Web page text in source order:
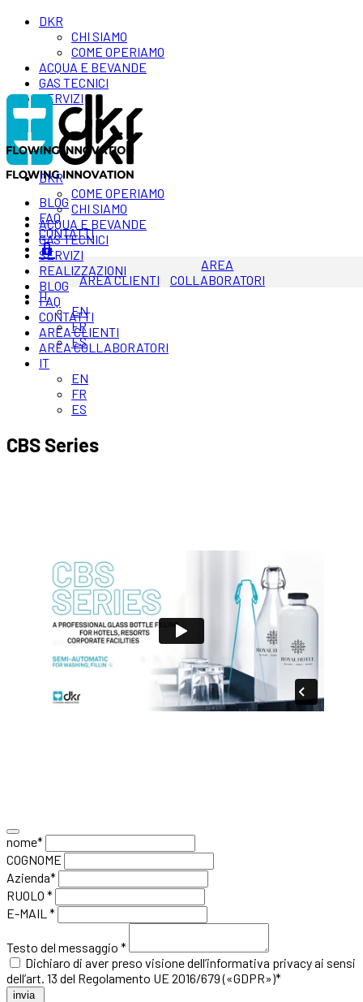
DKR
CHI SIAMO
COME OPERIAMO
ACQUA E BEVANDE
GAS TECNICI
SERVIZI
BLOG
FAQ
CONTATTI
AREA CLIENTI
AREA
COLLABORATORI
IT
EN
FR
ES
DKR
COME OPERIAMO
CHI SIAMO
ACQUA E BEVANDE
GAS TECNICI
SERVIZI
REALIZZAZIONI
BLOG
FAQ
CONTATTI
AREA CLIENTI
AREA COLLABORATORI
IT
EN
FR
ES
CBS Series
nome*
COGNOME
Azienda*
RUOLO *
E-MAIL *
Testo del messaggio *
Dichiaro di aver preso visionedell’informativa privacyai sensi
dell’art. 13 del Regolamento UE 2016/679 («GDPR»)*
invia